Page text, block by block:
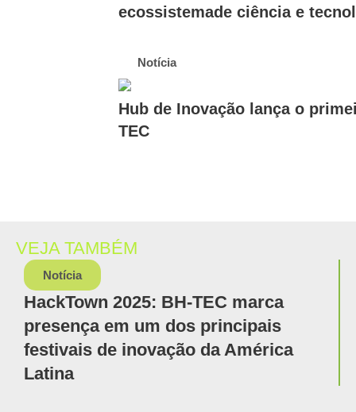
ecossistemade ciência e
Notícia
Hub de Inovação lança o
TEC
VEJA TAMBÉM
Notícia
HackTown 2025: BH-TEC marca
presença em um dos principais
festivais de inovação da América
Latina